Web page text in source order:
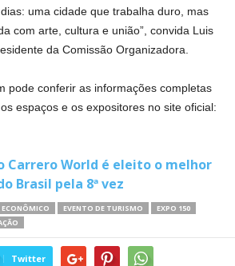
uma cidade que trabalha duro, mas
com arte, cultura e união”, convida Luis
da Comissão Organizadora.
pode conferir as informações completas
espaços e os expositores no site oficial:
Carrero World é eleito o melhor
Brasil pela 8ª vez
EVENTO DE TURISMO
EXPO 150
Twitter